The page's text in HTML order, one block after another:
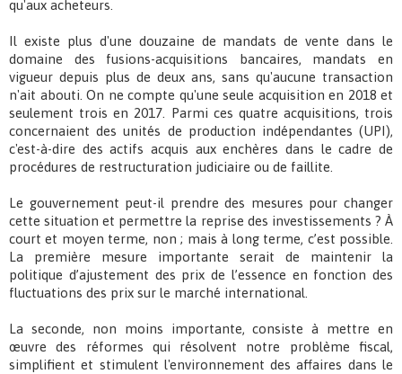
qu'aux acheteurs.
Il existe plus d'une douzaine de mandats de vente dans le
domaine des fusions-acquisitions bancaires, mandats en
vigueur depuis plus de deux ans, sans qu'aucune transaction
n'ait abouti. On ne compte qu'une seule acquisition en 2018 et
seulement trois en 2017. Parmi ces quatre acquisitions, trois
concernaient des unités de production indépendantes (UPI),
c'est-à-dire des actifs acquis aux enchères dans le cadre de
procédures de restructuration judiciaire ou de faillite.
Le gouvernement peut-il prendre des mesures pour changer
cette situation et permettre la reprise des investissements ? À
court et moyen terme, non ; mais à long terme, c’est possible.
La première mesure importante serait de maintenir la
politique d’ajustement des prix de l’essence en fonction des
fluctuations des prix sur le marché international.
La seconde, non moins importante, consiste à mettre en
œuvre des réformes qui résolvent notre problème fiscal,
simplifient et stimulent l'environnement des affaires dans le